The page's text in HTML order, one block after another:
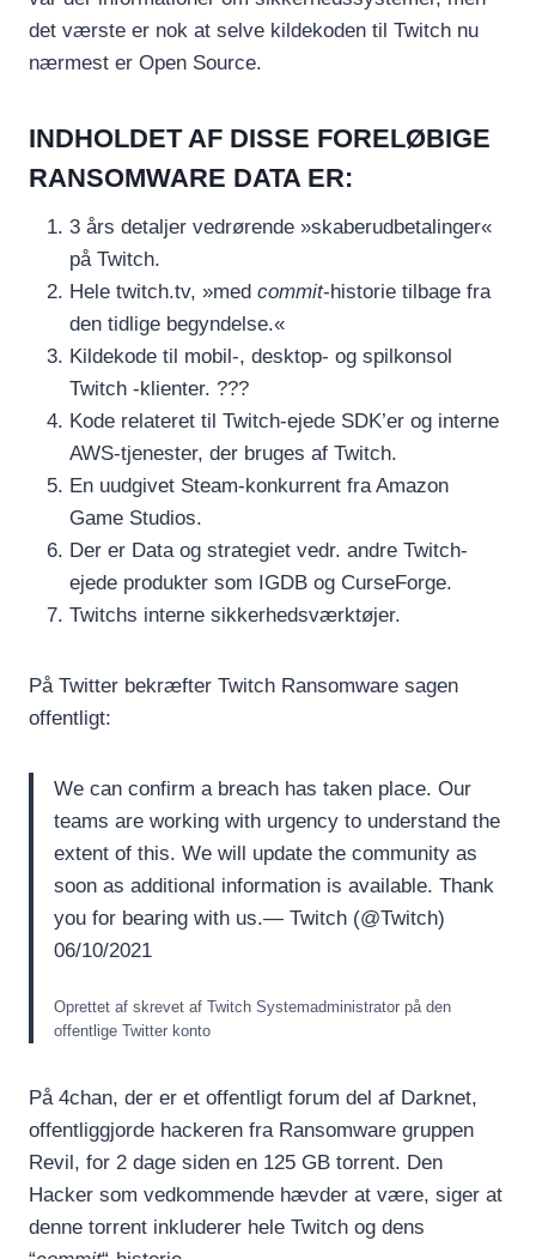
det værste er nok at selve kildekoden til Twitch nu
nærmest er Open Source.
INDHOLDET AF DISSE FORELØBIGE
RANSOMWARE DATA ER:
3 års detaljer vedrørende »skaberudbetalinger«
på Twitch.
Hele twitch.tv, »med commit-historie tilbage fra
den tidlige begyndelse.«
Kildekode til mobil-, desktop- og spilkonsol
Twitch -klienter. ???
Kode relateret til Twitch-ejede SDK’er og interne
AWS-tjenester, der bruges af Twitch.
En uudgivet Steam-konkurrent fra Amazon
Game Studios.
Der er Data og strategiet vedr. andre Twitch-
ejede produkter som IGDB og CurseForge.
Twitchs interne sikkerhedsværktøjer.
På Twitter bekræfter Twitch Ransomware sagen
offentligt:
We can confirm a breach has taken place. Our
teams are working with urgency to understand the
extent of this. We will update the community as
soon as additional information is available. Thank
you for bearing with us.— Twitch (@Twitch)
06/10/2021
Oprettet af skrevet af Twitch Systemadministrator på den
offentlige Twitter konto
På 4chan, der er et offentligt forum del af Darknet,
offentliggjorde hackeren fra Ransomware gruppen
Revil, for 2 dage siden en 125 GB torrent. Den
Hacker som vedkommende hævder at være, siger at
denne torrent inkluderer hele Twitch og dens